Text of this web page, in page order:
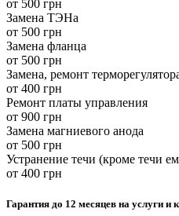
от 500 грн
Замена ТЭНа
от 500 грн
Замена фланца
от 500 грн
Замена, ремонт
от 400 грн
Ремонт платы управления
от 900 грн
Замена магниевого анода
от 500 грн
Устранение течи (кроме течи
от 400 грн
Гарантия до 12 месяцев на услуги